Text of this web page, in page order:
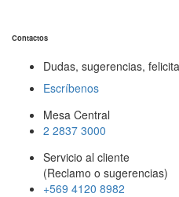
Contactos
Dudas, sugerencias,
Escríbenos
Mesa Central
2 2837 3000
Servicio al cliente
(Reclamo o sugerencias)
+569 4120 8982